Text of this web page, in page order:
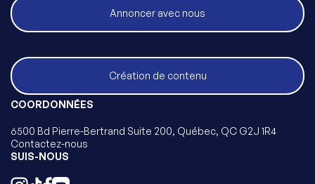
Annoncer avec nous
Création de contenu
COORDONNÉES
6500 Bd Pierre-Bertrand Suite 200, Québec, QC G2J 1R4
Contactez-nous
SUIS-NOUS